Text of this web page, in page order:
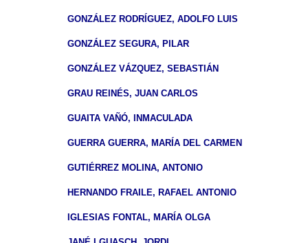
GONZÁLEZ RODRÍGUEZ, ADOLFO LUIS
GONZÁLEZ SEGURA, PILAR
GONZÁLEZ VÁZQUEZ, SEBASTIÁN
GRAU REINÉS, JUAN CARLOS
GUAITA VAÑÓ, INMACULADA
GUERRA GUERRA, MARÍA DEL CARMEN
GUTIÉRREZ MOLINA, ANTONIO
HERNANDO FRAILE, RAFAEL ANTONIO
IGLESIAS FONTAL, MARÍA OLGA